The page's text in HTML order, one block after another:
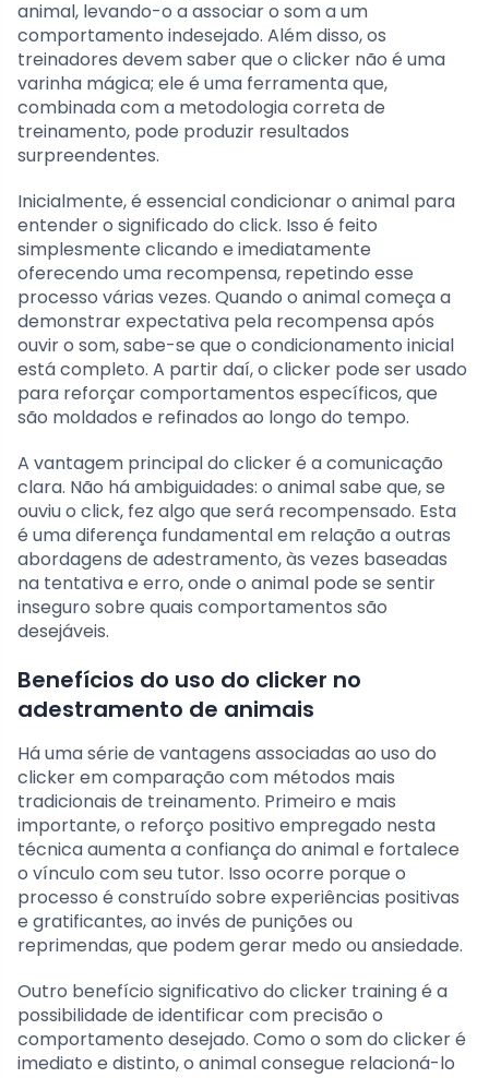
animal, levando-o a associar o som a um
comportamento indesejado. Além disso, os
treinadores devem saber que o clicker não é uma
varinha mágica; ele é uma ferramenta que,
combinada com a metodologia correta de
treinamento, pode produzir resultados
surpreendentes.
Inicialmente, é essencial condicionar o animal para
entender o significado do click. Isso é feito
simplesmente clicando e imediatamente
oferecendo uma recompensa, repetindo esse
processo várias vezes. Quando o animal começa a
demonstrar expectativa pela recompensa após
ouvir o som, sabe-se que o condicionamento inicial
está completo. A partir daí, o clicker pode ser usado
para reforçar comportamentos específicos, que
são moldados e refinados ao longo do tempo.
A vantagem principal do clicker é a comunicação
clara. Não há ambiguidades: o animal sabe que, se
ouviu o click, fez algo que será recompensado. Esta
é uma diferença fundamental em relação a outras
abordagens de adestramento, às vezes baseadas
na tentativa e erro, onde o animal pode se sentir
inseguro sobre quais comportamentos são
desejáveis.
Benefícios do uso do clicker no
adestramento de animais
Há uma série de vantagens associadas ao uso do
clicker em comparação com métodos mais
tradicionais de treinamento. Primeiro e mais
importante, o reforço positivo empregado nesta
técnica aumenta a confiança do animal e fortalece
o vínculo com seu tutor. Isso ocorre porque o
processo é construído sobre experiências positivas
e gratificantes, ao invés de punições ou
reprimendas, que podem gerar medo ou ansiedade.
Outro benefício significativo do clicker training é a
possibilidade de identificar com precisão o
comportamento desejado. Como o som do clicker é
imediato e distinto, o animal consegue relacioná-lo